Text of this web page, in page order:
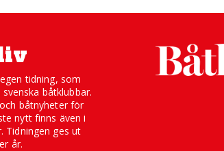
tidning, som
båtklubbar.
båtnyheter för
nytt finns även i
Tidningen ges ut
år.